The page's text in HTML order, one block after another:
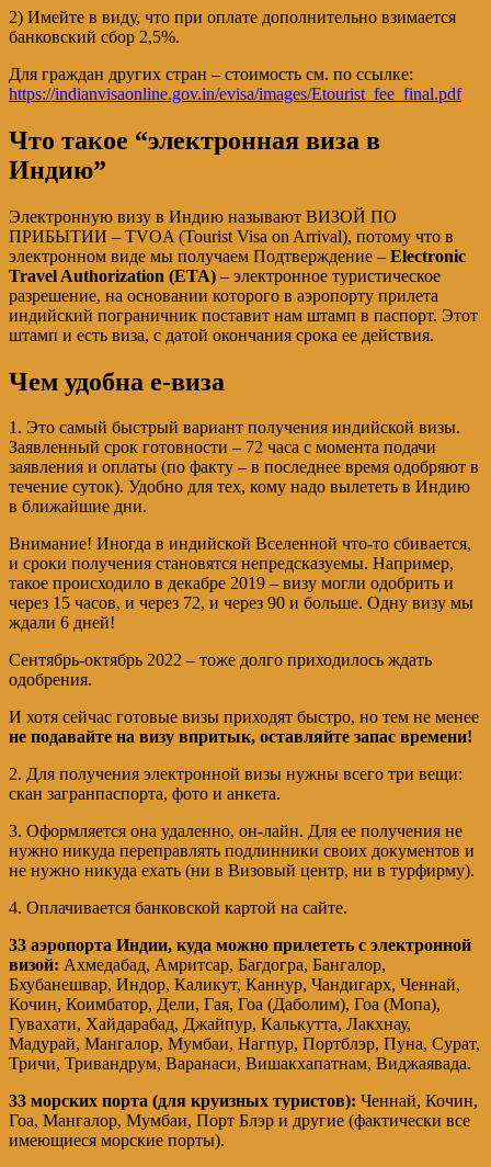
2) Имейте в виду, что при оплате дополнительно взимается
банковский сбор 2,5%.
Для граждан других стран – стоимость см. по ссылке:
https://indianvisaonline.gov.in/evisa/images/Etourist_fee_final.pdf
Что такое “электронная виза в
Индию”
Электронную визу в Индию называют ВИЗОЙ ПО
ПРИБЫТИИ – TVOA (Tourist Visa on Arrival), потому что в
электронном виде мы получаем Подтверждение – Electronic
Travel Authorization (ETA) – электронное туристическое
разрешение, на основании которого в аэропорту прилета
индийский пограничник поставит нам штамп в паспорт. Этот
штамп и есть виза, с датой окончания срока ее действия.
Чем удобна е-виза
1. Это самый быстрый вариант получения индийской визы.
Заявленный срок готовности – 72 часа с момента подачи
заявления и оплаты (по факту – в последнее время одобряют в
течение суток). Удобно для тех, кому надо вылететь в Индию
в ближайшие дни.
Внимание! Иногда в индийской Вселенной что-то сбивается,
и сроки получения становятся непредсказуемы. Например,
такое происходило в декабре 2019 – визу могли одобрить и
через 15 часов, и через 72, и через 90 и больше. Одну визу мы
ждали 6 дней!
Сентябрь-октябрь 2022 – тоже долго приходилось ждать
одобрения.
И хотя сейчас готовые визы приходят быстро, но тем не менее
не подавайте на визу впритык, оставляйте запас времени!
2. Для получения электронной визы нужны всего три вещи:
скан загранпаспорта, фото и анкета.
3. Оформляется она удаленно, он-лайн. Для ее получения не
нужно никуда переправлять подлинники своих документов и
не нужно никуда ехать (ни в Визовый центр, ни в турфирму).
4. Оплачивается банковской картой на сайте.
33 аэропорта Индии, куда можно прилететь с электронной
визой: Ахмедабад, Амритсар, Багдогра, Бангалор,
Бхубанешвар, Индор, Каликут, Каннур, Чандигарх, Ченнай,
Кочин, Коимбатор, Дели, Гая, Гоа (Даболим), Гоа (Мопа),
Гувахати, Хайдарабад, Джайпур, Калькутта, Лакхнау,
Мадурай, Мангалор, Мумбаи, Нагпур, Портблэр, Пуна, Сурат,
Тричи, Тривандрум, Варанаси, Вишакхапатнам, Виджаявада.
33 морских порта (для круизных туристов): Ченнай, Кочин,
Гоа, Мангалор, Мумбаи, Порт Блэр и другие (фактически все
имеющиеся морские порты).